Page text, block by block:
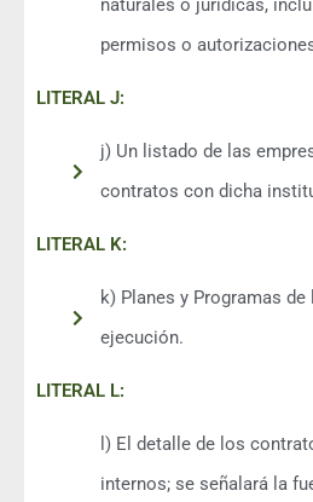
naturales o jurídicas,
permisos o
LITERAL J:
j) Un listado de las
contratos con dicha
LITERAL K:
k) Planes y Programas
ejecución.
LITERAL L:
l) El detalle de los
internos; se señalará la